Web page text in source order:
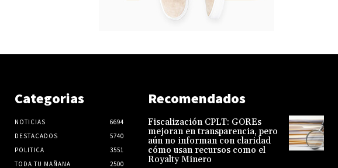
Categorias
NOTICIAS
6694
DESTACADOS
5740
POLITICA
3551
TODA TU MAÑANA
2500
Recomendados
Fiscalización CPLT: GOREs
mejoran en transparencia, pero
aún no informan con claridad
cómo usan recursos como el
Royalty Minero